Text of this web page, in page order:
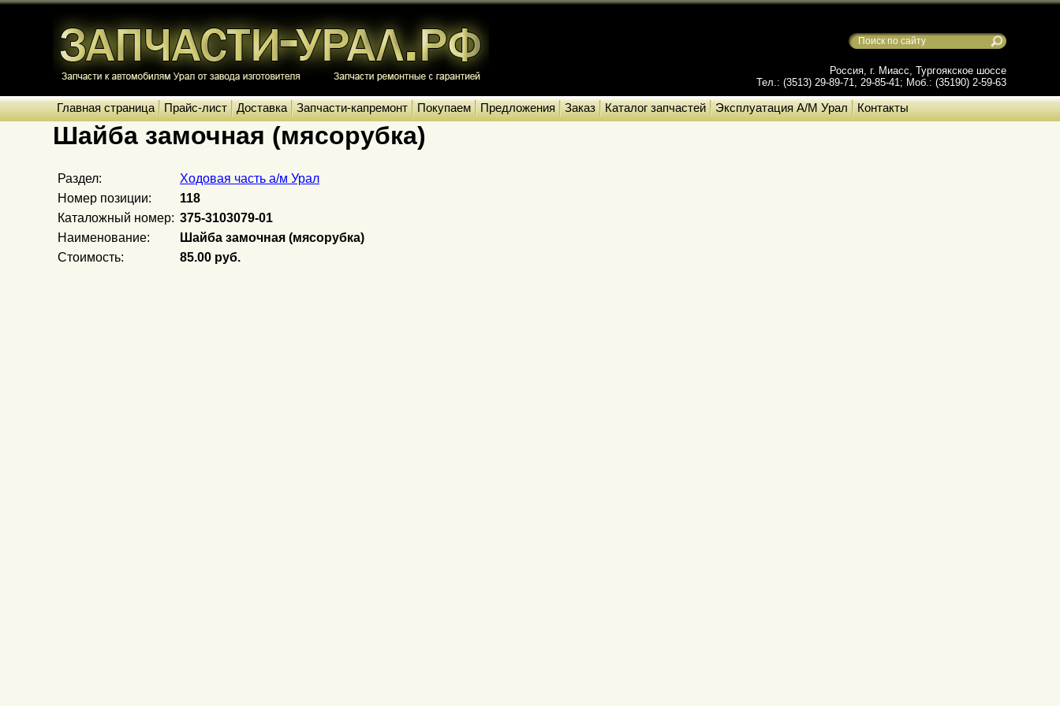
Россия, г. Миасс, Тургоякское шоссе
Тел.: (3513) 29-89-71, 29-85-41; Моб.: (35190) 2-59-63
Главная страница Прайс-лист Доставка Запчасти-капремонт Покупаем Предложения Заказ Каталог запчастей Эксплуатация А/М Урал Контакты
Шайба замочная (мясорубка)
Раздел:
Ходовая часть а/м Урал
Номер позиции:
118
Каталожный номер: 375-3103079-01
Наименование:
Шайба замочная (мясорубка)
Стоимость:
85.00 руб.